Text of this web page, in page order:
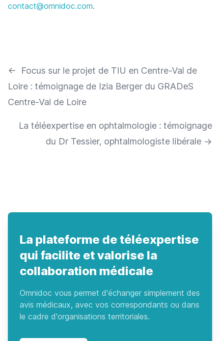
contact@omnidoc.com.
←
Focus sur le projet de TIU en Centre-Val de
Loire : témoignage de Izia Berger du GRADeS
Centre-Val de Loire
La téléexpertise en ophtalmologie : témoignage
du Dr Tessier, ophtalmologiste libérale →
La plateforme de téléexpertise
qui facilite et valorise la
collaboration médicale
Omnidoc vous permet d'échanger simplement des
avis médicaux, avec vos correspondants ou dans
le cadre d'organisations territoriales.